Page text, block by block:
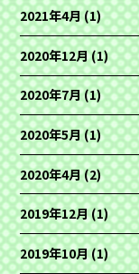
2021年4月(1)
2020年12月(1)
2020年7月(1)
2020年5月(1)
2020年4月(2)
2019年12月(1)
2019年10月(1)